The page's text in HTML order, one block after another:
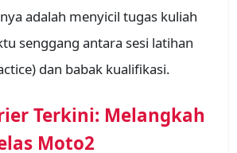
adalah menyicil tugas kuliah
senggang antara sesi latihan
dan babak kualifikasi.
Terkini: Melangkah
Moto2